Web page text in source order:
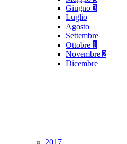
Giugno 3
Luglio
Agosto
Settembre
Ottobre 1
Novembre 2
Dicembre